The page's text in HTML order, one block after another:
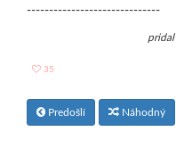
------------------------------
pridal
35
Predošlí Náhodný